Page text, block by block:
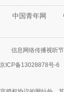
中国青年网
信息网络传播视听
京ICP备13028878号-6